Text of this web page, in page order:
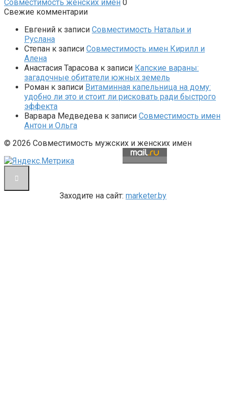
Совместимость женских имен 0
Свежие комментарии
Евгений к записи Совместимость Натальи и
Руслана
Степан к записи Совместимость имен Кирилл и
Алена
Анастасия Тарасова к записи Капские вараны:
загадочные обитатели южных земель
Роман к записи Витаминная капельница на дому:
удобно ли это и стоит ли рисковать ради быстрого
эффекта
Варвара Медведева к записи Совместимость имен
Антон и Ольга
© 2026 Совместимость мужских и женских имен
Заходите на сайт: marketer.by